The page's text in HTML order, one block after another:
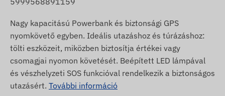
Nagy kapacitású Powerbank és biztonsági GPS
nyomkövető egyben. Ideális utazáshoz és túrázáshoz:
tölti eszközeit, miközben biztosítja értékei vagy
csomagjai nyomon követését. Beépített LED lámpával
és vészhelyzeti SOS funkcióval rendelkezik a biztonságos
utazásért. További információ